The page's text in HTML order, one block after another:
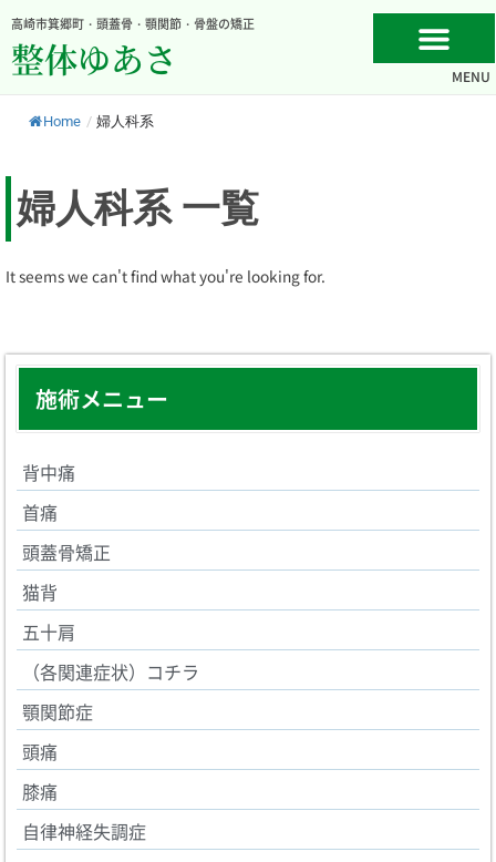
容
を
高崎市箕郷町・頭蓋骨・顎関節・骨盤の矯正
整体ゆあさ MENU
Home / 婦人科系
施術メニュー
背中痛
首痛
頭蓋骨矯正
猫背
五十肩
（各関連症状）コチラ
顎関節症
頭痛
膝痛
自律神経失調症
婦人科系 一覧
It seems we can't find what you're looking for.